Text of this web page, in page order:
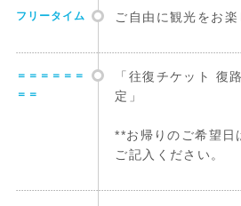
フリータイム ご自由に観光をお楽
＝＝＝＝＝＝
＝＝
「往復チケット 復
定」
**お帰りのご希望日
ご記入ください。